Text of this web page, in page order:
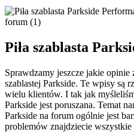
Piła szablasta
Sprawdzamy jeszcze jakie
szablastej Parkside. Te wpisy są
wielu klientów. I tak jak
Parkside jest poruszana. Temat
Parkside na forum ogólnie jest
problemów znajdziecie